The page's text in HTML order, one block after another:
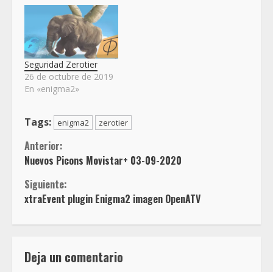
Seguridad Zerotier
26 de octubre de 2019
En «enigma2»
Tags: enigma2 zerotier
Sigue
leyendo
Anterior:
Nuevos Picons Movistar+ 03-09-2020
Siguiente:
xtraEvent plugin Enigma2 imagen OpenATV
Deja un comentario